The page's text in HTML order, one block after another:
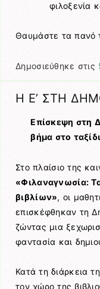
φιλοξενία
Θαυμάστε τα πανό
Δημοσιεύθηκε στις
Η Ε’ ΣΤΗ
Επίσκεψη στη
βήμα στο
Στο πλαίσιο της
«Φιλαναγνωσία:
βιβλίων», οι
επισκέφθηκαν τη
ζώντας μια
φαντασία και
Κατά τη διάρκεια
τον χώρο της